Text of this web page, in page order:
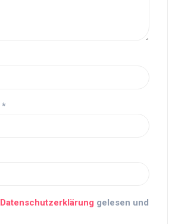
*
Datenschutzerklärung gelesen und